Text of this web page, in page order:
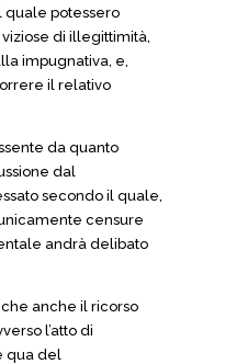
potessero
di illegittimità,
impugnativa, e,
il relativo
da quanto
dal
secondo il quale,
censure
andrà delibato
anche il ricorso
l’atto di
qua del